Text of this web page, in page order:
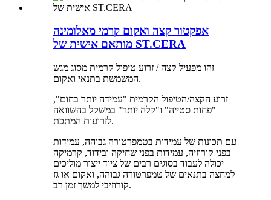
אפקטור קצה ואקום קרמי מאלומינה
מותאם אישית של ST.CERA
זהו מפעיל קצה / זרוע טיפול קרמית מסוג מגש
המשמשת בתנאי ואקום.
זרוע הקצה/הטיפול הקרמית "עמידה יותר בחום",
"פחות סטייה" ו"קלה יותר" במשקל בהשוואה
לזרועות המתכת.
עם תכונות של עמידות בטמפרטורה גבוהה, עמידות
בפני קורוזיה, עמידות בפני שחיקה ובידוד, קרמיקה
יכולה לעבוד בסוגים רבים של ציוד ייצור מוליכים
למחצה בתנאים של טמפרטורה גבוהה, ואקום או גז
קורוזיבי למשך זמן רב.